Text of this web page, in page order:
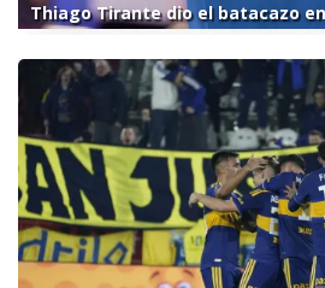
Thiago Tirante dio el batacazo